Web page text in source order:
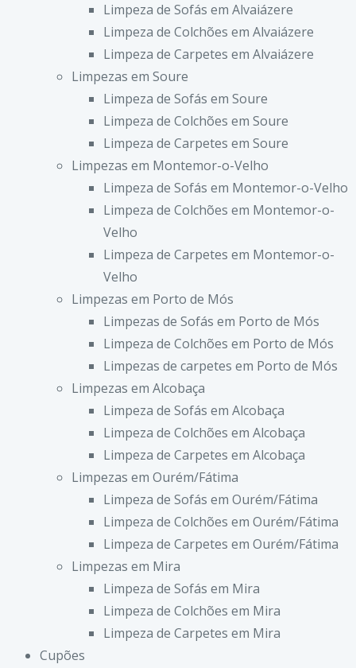
Limpeza de Sofás em Alvaiázere
Limpeza de Colchões em Alvaiázere
Limpeza de Carpetes em Alvaiázere
Limpezas em Soure
Limpeza de Sofás em Soure
Limpeza de Colchões em Soure
Limpeza de Carpetes em Soure
Limpezas em Montemor-o-Velho
Limpeza de Sofás em Montemor-o-Velho
Limpeza de Colchões em Montemor-o-
Velho
Limpeza de Carpetes em Montemor-o-
Velho
Limpezas em Porto de Mós
Limpezas de Sofás em Porto de Mós
Limpeza de Colchões em Porto de Mós
Limpezas de carpetes em Porto de Mós
Limpezas em Alcobaça
Limpeza de Sofás em Alcobaça
Limpeza de Colchões em Alcobaça
Limpeza de Carpetes em Alcobaça
Limpezas em Ourém/Fátima
Limpeza de Sofás em Ourém/Fátima
Limpeza de Colchões em Ourém/Fátima
Limpeza de Carpetes em Ourém/Fátima
Limpezas em Mira
Limpeza de Sofás em Mira
Limpeza de Colchões em Mira
Limpeza de Carpetes em Mira
Cupões